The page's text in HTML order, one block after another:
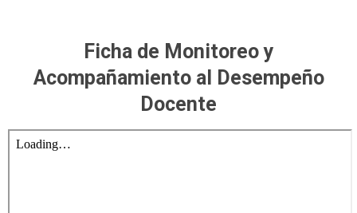
Ficha de Monitoreo y
Acompañamiento al Desempeño
Docente